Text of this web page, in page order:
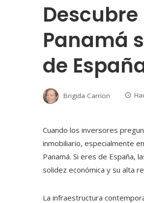
Panamá
de
Brigida Carrion
Cuando los inversores
inmobiliario, especialmente en
Panamá. Si eres de España,
solidez económica y su alta
La infraestructura